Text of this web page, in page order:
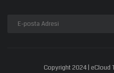
Copyright 2024 | eCloud